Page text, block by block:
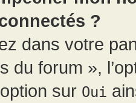
?
dans votre
du forum »,
sur Oui